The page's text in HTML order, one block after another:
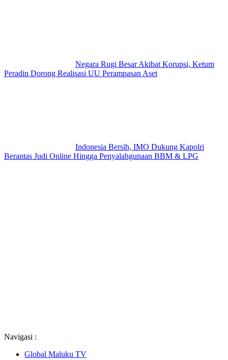
Negara Rugi Besar Akibat Korupsi, Ketum
Peradin Dorong Realisasi UU Perampasan Aset
Indonesia Bersih, IMO Dukung Kapolri
Berantas Judi Online Hingga Penyalahgunaan BBM & LPG
Navigasi :
Global Maluku TV